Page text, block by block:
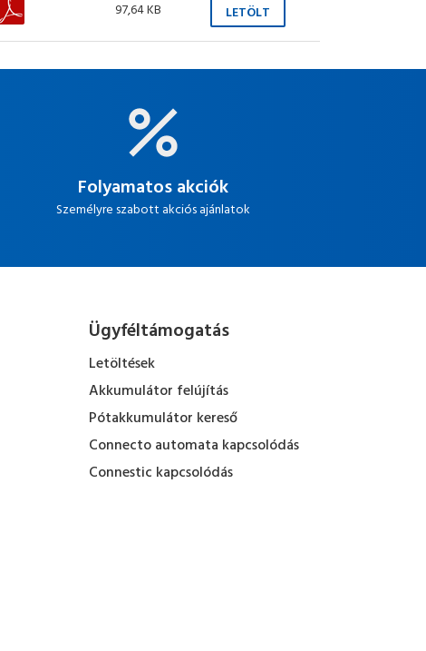
97,64 KB LETÖLT
Folyamatos akciók
Személyre szabott akciós ajánlatok
Ügyféltámogatás
Letöltések
Akkumulátor felújítás
Pótakkumulátor kereső
Connecto automata kapcsolódás
Connestic kapcsolódás